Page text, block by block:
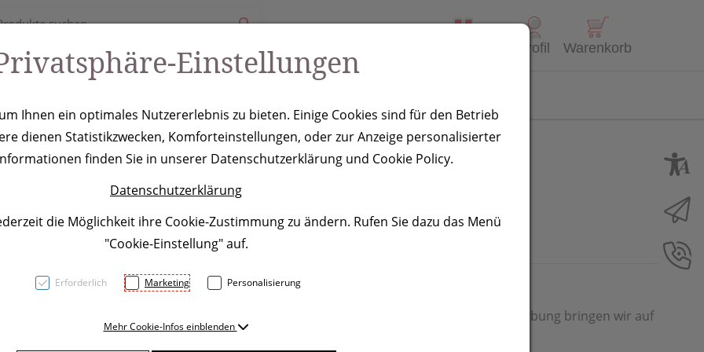
Profil Warenkorb
transparent
Elegantes Trinkglas mit 300 ml Fassungsvolumen. Ihre Werbung bringen wir auf
Einstellungen
Ihnen ein optimales Nutzererlebnis zu bieten. Einige Cookies sind für den Betrieb
dienen Statistikzwecken, Komforteinstellungen, oder zur Anzeige personalisierter
finden Sie in unserer Datenschutzerklärung und Cookie Policy.
Datenschutzerklärung
die Möglichkeit ihre Cookie-Zustimmung zu ändern. Rufen Sie dazu das Menü
"Cookie-Einstellung" auf.
Erforderlich Marketing Personalisierung
Mehr Cookie-Infos einblenden